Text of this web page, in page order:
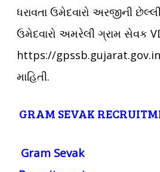
ધરાવતા ઉમેદવારો અરજીની
ઉમેદવારો અમરેલી ગ્રામ સેવક
https://
માહિતી.
GRAM SEVAK
Gram Sevak